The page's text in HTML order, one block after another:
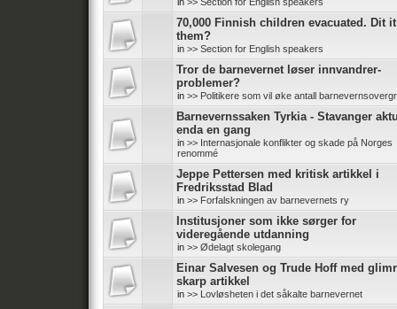
70,000 Finnish children evacuated. Dit
them?
in >> Section for English speakers
Tror de barnevernet løser innvandrer-
problemer?
in >> Politikere som vil øke antall
Barnevernssaken Tyrkia - Stavanger
enda en gang
in >> Internasjonale konflikter og skade på Norges
renommé
Jeppe Pettersen med kritisk artikkel i
Fredriksstad Blad
in >> Forfalskningen av barnevernets ry
Institusjoner som ikke sørger for
videregående utdanning
in >> Ødelagt skolegang
Einar Salvesen og Trude Hoff med
skarp artikkel
in >> Lovløsheten i det såkalte barnevernet